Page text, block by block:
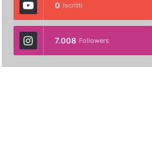
0 Iscritti
7.008 Followers